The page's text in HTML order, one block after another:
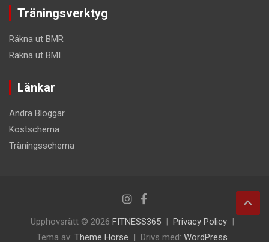
Träningsverktyg
Räkna ut BMR
Räkna ut BMI
Länkar
Andra Bloggar
Kostschema
Träningsschema
Upphovsrätt © 2026 FITNESS365
Privacy Policy
Tema av: Theme Horse Drivs med: WordPress